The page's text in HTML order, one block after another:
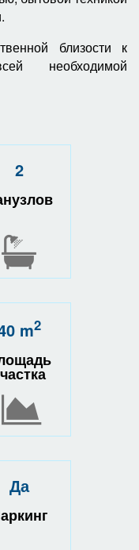
близости к
необходимой
2
m2
Да